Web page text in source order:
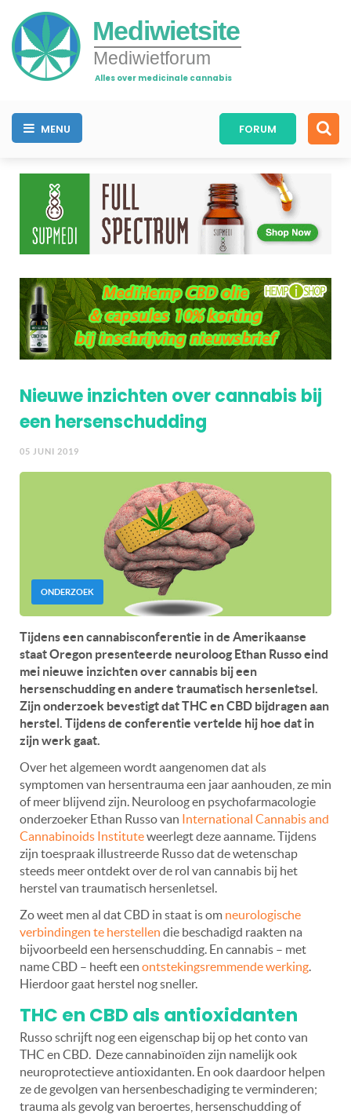
Mediwietsite
Mediwietforum
Alles over medicinale cannabis
MENU FORUM
Nieuwe inzichten over cannabis bij
een hersenschudding
05 JUNI 2019
ONDERZOEK
Tijdens een cannabisconferentie in de Amerikaanse
staat Oregon presenteerde neuroloog Ethan Russo eind
mei nieuwe inzichten over cannabis bij een
hersenschudding en andere traumatisch hersenletsel.
Zijn onderzoek bevestigt dat THC en CBD bijdragen aan
herstel. Tijdens de conferentie vertelde hij hoe dat in
zijn werk gaat.
Over het algemeen wordt aangenomen dat als
symptomen van hersentrauma een jaar aanhouden, ze min
of meer blijvend zijn. Neuroloog en psychofarmacologie
onderzoeker Ethan Russo van International Cannabis and
Cannabinoids Instituteweerlegt deze aanname. Tijdens
zijn toespraak illustreerde Russo dat de wetenschap
steeds meer ontdekt over de rol van cannabis bij het
herstel van traumatisch hersenletsel.
Zo weet men al dat CBD in staat is om neurologische
verbindingen te herstellen die beschadigd raakten na
bijvoorbeeld een hersenschudding. En cannabis – met
name CBD – heeft een ontstekingsremmende werking.
Hierdoor gaat herstel nog sneller.
THC en CBD als antioxidanten
Russo schrijft nog een eigenschap bij op het conto van
THC en CBD. Deze cannabinoïden zijn namelijk ook
neuroprotectieve antioxidanten. En ook daardoor helpen
ze de gevolgen van hersenbeschadiging te verminderen;
trauma als gevolg van beroertes, hersenschudding of